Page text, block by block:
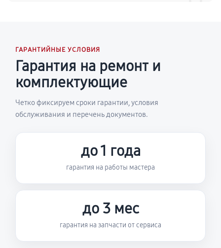
ГАРАНТИЙНЫЕ УСЛОВИЯ
Гарантия на ремонт и
комплектующие
Четко фиксируем сроки гарантии, условия
обслуживания и перечень документов.
до 1 года
гарантия на работы мастера
до 3 мес
гарантия на запчасти от сервиса